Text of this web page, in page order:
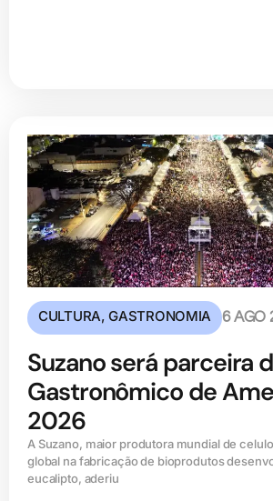
CULTURA,GASTRONOMIA 6 AGO
Suzano será parceira
Gastronômico de
2026
A Suzano, maior produtora mundial de
global na fabricação de bioprodutos
eucalipto, aderiu